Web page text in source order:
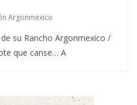
Argonmexico
su Rancho Argonmexico /
que canse… A